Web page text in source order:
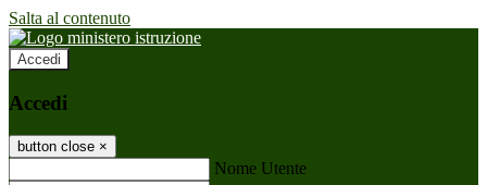
Salta al contenuto
Accedi
Accedi
button close ×
Nome Utente